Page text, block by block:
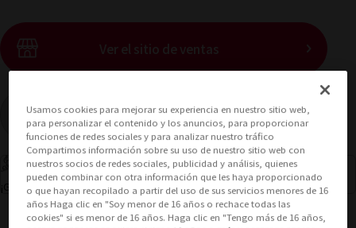
Ver el sitio de ventas(Abrir ventana modal)
Fin de la venta
Millas Soul ganadas: 71 millas
¡Gana millas y obtén cupones con CLUB TAMASHII MEMBERS! (Se abre en una
Usamos cookies para mejorar su experiencia en nuestro sitio web,
para personalizar el contenido y los anuncios, para proporcionar
funciones de redes sociales y para analizar nuestro tráfico
Compartimos información sobre su uso de nuestro sitio web con
nuestros socios de redes sociales, publicidad y análisis, quienes
pueden combinar con otra información que les haya proporcionado
o que hayan recopilado a partir del uso de sus servicios menores de 16
años Haga clic en "Soy menor de 16 años o rechace todas las
cookies" si es menor de 16 años. Haga clic en "Tengo más de 16 años,